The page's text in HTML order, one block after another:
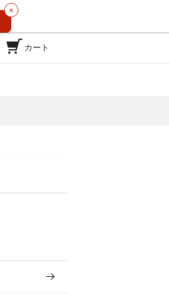
×
カート